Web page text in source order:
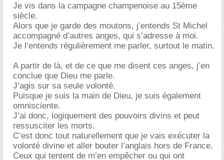
Je vis dans la campagne champenoise au 15ème
siècle.
Alors que je garde des moutons, j’entends St Michel
accompagné d’autres anges, qui s’adresse à moi.
Je l’entends régulièrement me parler, surtout le matin.
A partir de là, et de ce que me disent ces anges, j’en
conclue que Dieu me parle.
J’agis sur sa seule volonté.
Puisque je suis la main de Dieu, je suis également
omnisciente.
J’ai donc, logiquement des pouvoirs divins et peut
ressusciter les morts.
C’est donc tout naturellement que je vais exécuter la
volonté divine et aller bouter l’anglais hors de France.
Ceux qui tentent de m’en empêcher ou qui ont